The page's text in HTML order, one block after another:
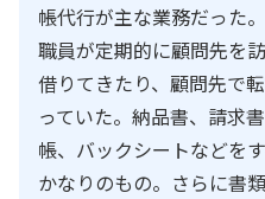
帳代行が主な業務だった
職員が定期的に顧問先を
借りてきたり、顧問先で
っていた。納品書、請求
帳、バックシートなどを
かなりのもの。さらに書